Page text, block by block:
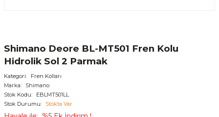
Shimano Deore BL-MT501 Fren Kolu
Hidrolik Sol 2 Parmak
Kategori
Fren Kolları
Marka
Shimano
Stok Kodu
EBLMT501LL
Stok Durumu
Stokta Var